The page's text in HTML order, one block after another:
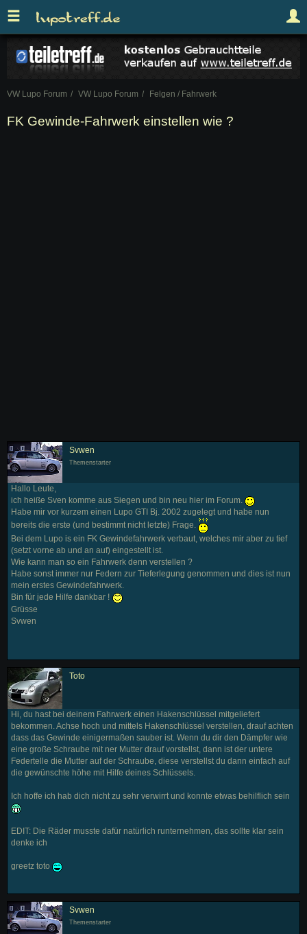
VW Lupo Forum VW Lupo Forum Felgen / Fahrwerk
FK Gewinde-Fahrwerk einstellen wie ?
Svwen
Themenstarter
Hallo Leute,
ich heiße Sven komme aus Siegen und bin neu hier im Forum.
Habe mir vor kurzem einen Lupo GTI Bj. 2002 zugelegt und habe nun
bereits die erste (und bestimmt nicht letzte) Frage.
Bei dem Lupo is ein FK Gewindefahrwerk verbaut, welches mir aber zu tief
(setzt vorne ab und an auf) eingestellt ist.
Wie kann man so ein Fahrwerk denn verstellen ?
Habe sonst immer nur Federn zur Tieferlegung genommen und dies ist nun
mein erstes Gewindefahrwerk.
Bin für jede Hilfe dankbar !
Grüsse
Svwen
Toto
Hi, du hast bei deinem Fahrwerk einen Hakenschlüssel mitgeliefert
bekommen. Achse hoch und mittels Hakenschlüssel verstellen, drauf achten
dass das Gewinde einigermaßen sauber ist. Wenn du dir den Dämpfer wie
eine große Schraube mit ner Mutter drauf vorstellst, dann ist der untere
Federtelle die Mutter auf der Schraube, diese verstellst du dann einfach auf
die gewünschte höhe mit Hilfe deines Schlüssels.
Ich hoffe ich hab dich nicht zu sehr verwirrt und konnte etwas behilflich sein
EDIT: Die Räder musste dafür natürlich runternehmen, das sollte klar sein
denke ich
greetz toto
Svwen
Themenstarter